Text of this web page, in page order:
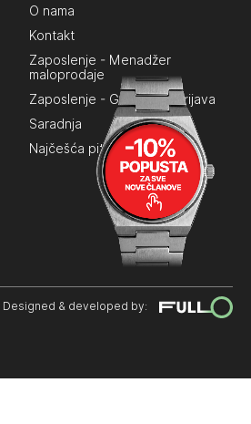
O nama
Kontakt
Zaposlenje - Menadžer
maloprodaje
Zaposlenje - Generalna prijava
Saradnja
Najčešća pitanja
Designed & developed by: